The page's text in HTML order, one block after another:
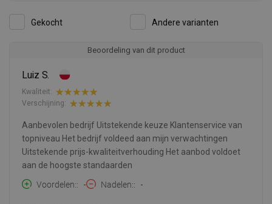
Gekocht Andere varianten
Beoordeling van dit product
Luiz S.
Kwaliteit:
Verschijning:
Aanbevolen bedrijf Uitstekende keuze Klantenservice van
topniveau Het bedrijf voldeed aan mijn verwachtingen
Uitstekende prijs-kwaliteitverhouding Het aanbod voldoet
aan de hoogste standaarden
Voordelen:
- Nadelen: -